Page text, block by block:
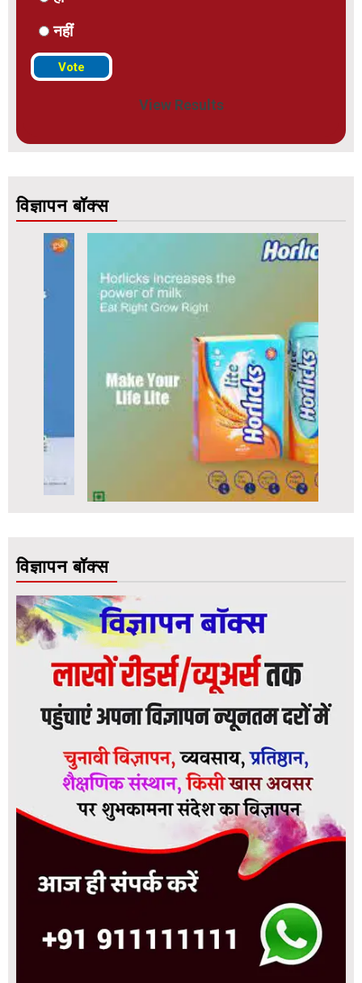
नहीं
View Results
विज्ञापन बॉक्स
विज्ञापन बॉक्स